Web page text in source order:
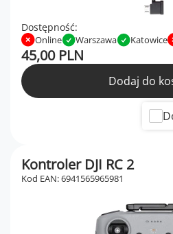
Dostępność:
Online Warszawa Katowice
45,00 PLN
Dodaj do
Kontroler DJI RC 2
Kod EAN: 6941565965981